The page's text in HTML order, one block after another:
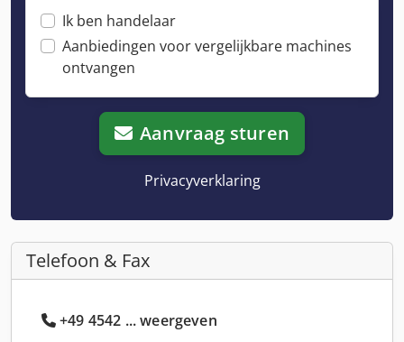
Ik ben handelaar
Aanbiedingen voor vergelijkbare machines
ontvangen
Aanvraag sturen
Privacyverklaring
Telefoon & Fax
+49 4542 ... weergeven